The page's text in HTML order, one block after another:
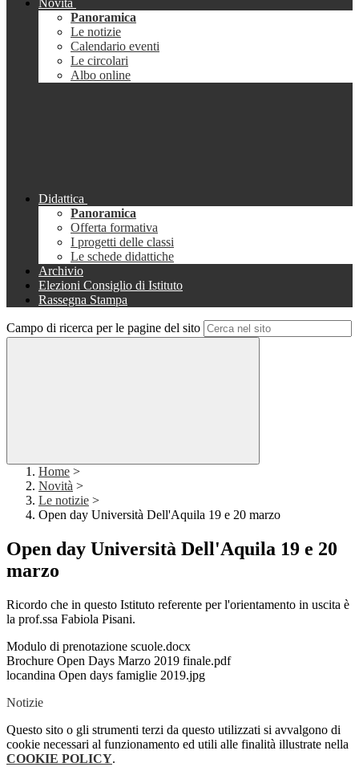
Novità
Panoramica
Le notizie
Calendario eventi
Le circolari
Albo online
Didattica
Panoramica
Offerta formativa
I progetti delle classi
Le schede didattiche
Archivio
Elezioni Consiglio di Istituto
Rassegna Stampa
Campo di ricerca per le pagine del sito
Home >
Novità >
Le notizie >
Open day Università Dell'Aquila 19 e 20 marzo
Open day Università Dell'Aquila 19 e 20
marzo
Ricordo che in questo Istituto referente per l'orientamento in uscita è
la prof.ssa Fabiola Pisani.
Modulo di prenotazione scuole.docx
Brochure Open Days Marzo 2019 finale.pdf
locandina Open days famiglie 2019.jpg
Notizie
Questo sito o gli strumenti terzi da questo utilizzati si avvalgono di
cookie necessari al funzionamento ed utili alle finalità illustrate nella
COOKIE POLICY.